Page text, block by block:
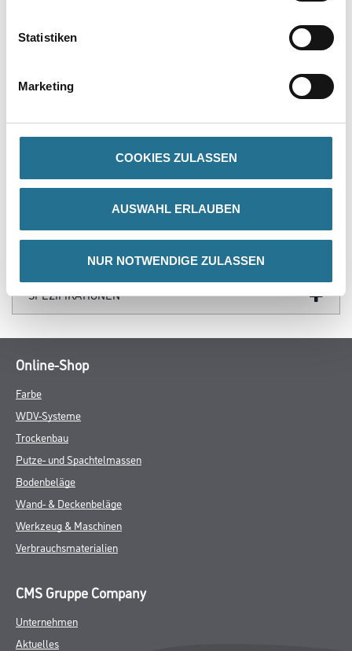
Statistiken
Marketing
COOKIES ZULASSEN
AUSWAHL ERLAUBEN
NUR NOTWENDIGE ZULASSEN
PRODUKTEIGENSCHAFTEN
Produkteigenschaft
GEFAHRENHINWEISE
SPEZIFIKATIONEN
Online-Shop
Farbe
WDV-Systeme
Trockenbau
Putze- und Spachtelmassen
Bodenbeläge
Wand- & Deckenbeläge
Werkzeug & Maschinen
Verbrauchsmaterialien
CMS Gruppe Company
Unternehmen
Aktuelles